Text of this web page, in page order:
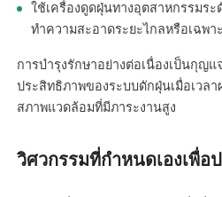
ใช้เครื่องดูดฝุ่นทางอุตสาหกรรมร
ทำความสะอาดระยะไกลหรือเฉพา
การบำรุงรักษาอย่างต่อเนื่องเป็นกุญ
ประสิทธิภาพของระบบดักฝุ่นเมื่อเวลา
สภาพแวดล้อมที่มีภาระงานสูง
วิศวกรรมที่กำหนดเองเพื่อ